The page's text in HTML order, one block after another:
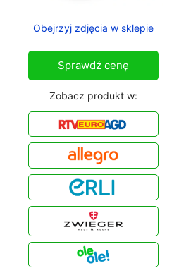
Obejrzyj zdjęcia w sklepie
Sprawdź cenę
Zobacz produkt w: